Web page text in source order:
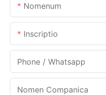
Nomenum
Inscriptio
Phone / Whatsapp
Nomen Companica